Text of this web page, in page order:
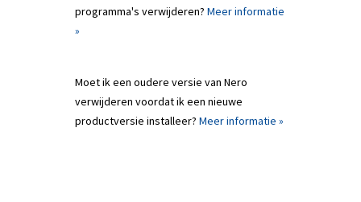
programma's verwijderen? Meer informatie
»
Moet ik een oudere versie van Nero
verwijderen voordat ik een nieuwe
productversie installeer? Meer informatie »